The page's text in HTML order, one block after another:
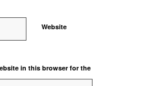
Website
in this browser for the